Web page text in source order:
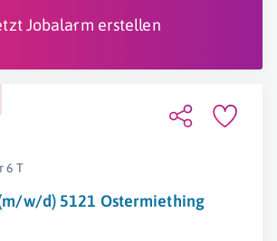
Jobalarm erstellen
6 T
w/d) 5121 Ostermiething